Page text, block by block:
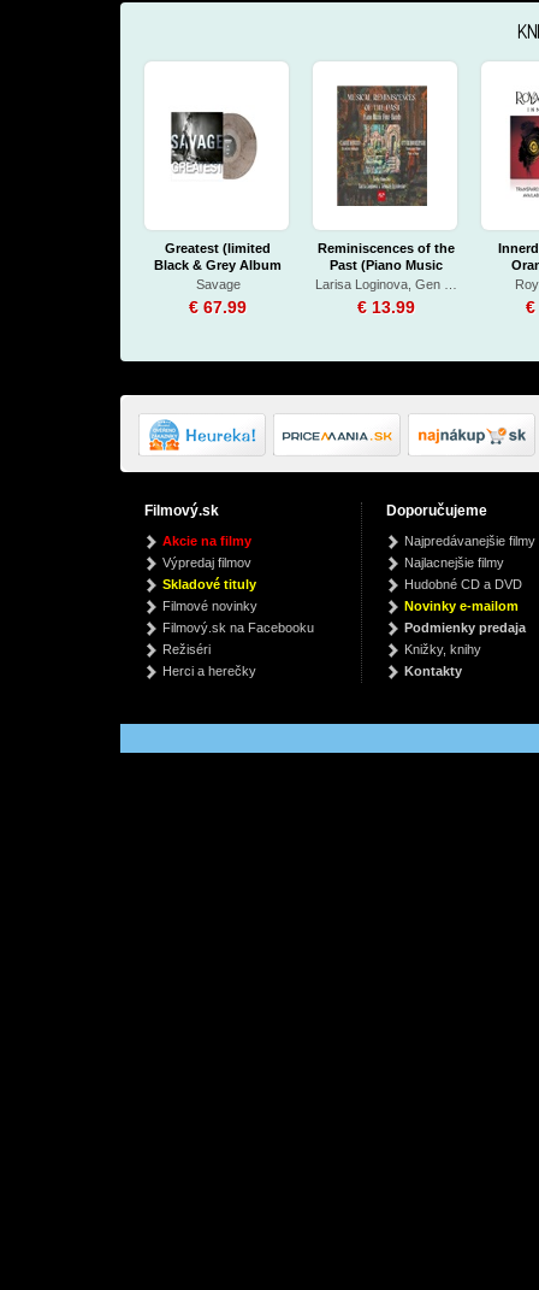
Greatest (limited
Black & Grey Album
Vinyl)
Savage
€ 67.99
Reminiscences of the
Past (Piano Music
Four-Hands)
€ 13.99 €
Pátá žena - CDmp3
(Čte Jiří Vyorálek)
Henning Mankell
€ 12.99
The Lord of the Rings
- 3 Return of the King
J.R.R. Tolkien
€ 7.88
Filmový.sk
Akcie na filmy
Výpredaj filmov
Skladové tituly
Filmové novinky
Filmový.sk na Facebooku
Režiséri
Herci a herečky
Doporučujeme
Najpredávanejšie filmy
Najlacnejšie filmy
Hudobné CD a DVD
Novinky e-mailom
Podmienky predaja
Knižky, knihy
Kontakty